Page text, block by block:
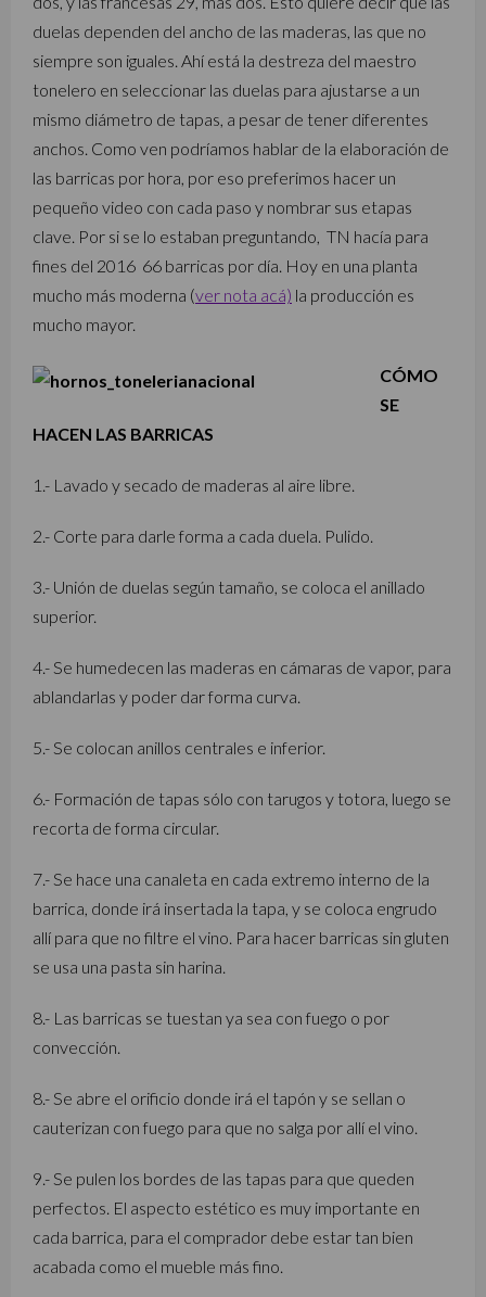
duelas dependen del ancho de las maderas, las que no
siempre son iguales. Ahí está la destreza del maestro
tonelero en seleccionar las duelas para ajustarse a un
mismo diámetro de tapas, a pesar de tener diferentes
anchos. Como ven podríamos hablar de la elaboración de
las barricas por hora, por eso preferimos hacer un
pequeño video con cada paso y nombrar sus etapas
clave. Por si se lo estaban preguntando, TN hacía para
fines del 2016 66 barricas por día. Hoy en una planta
mucho más moderna (ver nota acá) la producción es
mucho mayor.
CÓMO
SE
HACEN LAS BARRICAS
1.- Lavado y secado de maderas al aire libre.
2.- Corte para darle forma a cada duela. Pulido.
3.- Unión de duelas según tamaño, se coloca el anillado
superior.
4.- Se humedecen las maderas en cámaras de vapor, para
ablandarlas y poder dar forma curva.
5.- Se colocan anillos centrales e inferior.
6.- Formación de tapas sólo con tarugos y totora, luego se
recorta de forma circular.
7.- Se hace una canaleta en cada extremo interno de la
barrica, donde irá insertada la tapa, y se coloca engrudo
allí para que no filtre el vino. Para hacer barricas sin gluten
se usa una pasta sin harina.
8.- Las barricas se tuestan ya sea con fuego o por
convección.
8.- Se abre el orificio donde irá el tapón y se sellan o
cauterizan con fuego para que no salga por allí el vino.
9.- Se pulen los bordes de las tapas para que queden
perfectos. El aspecto estético es muy importante en
cada barrica, para el comprador debe estar tan bien
acabada como el mueble más fino.